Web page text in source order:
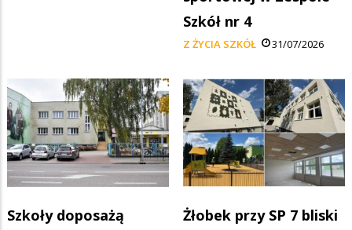
Szkół nr 4
Z ŻYCIA SZKÓŁ 31/07/2026
Szkoły doposażą
Żłobek przy SP 7 bliski